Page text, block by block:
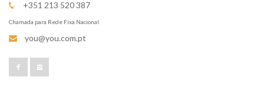
+351 213 520 387
Chamada para Rede Fixa Nacional
you@you.com.pt